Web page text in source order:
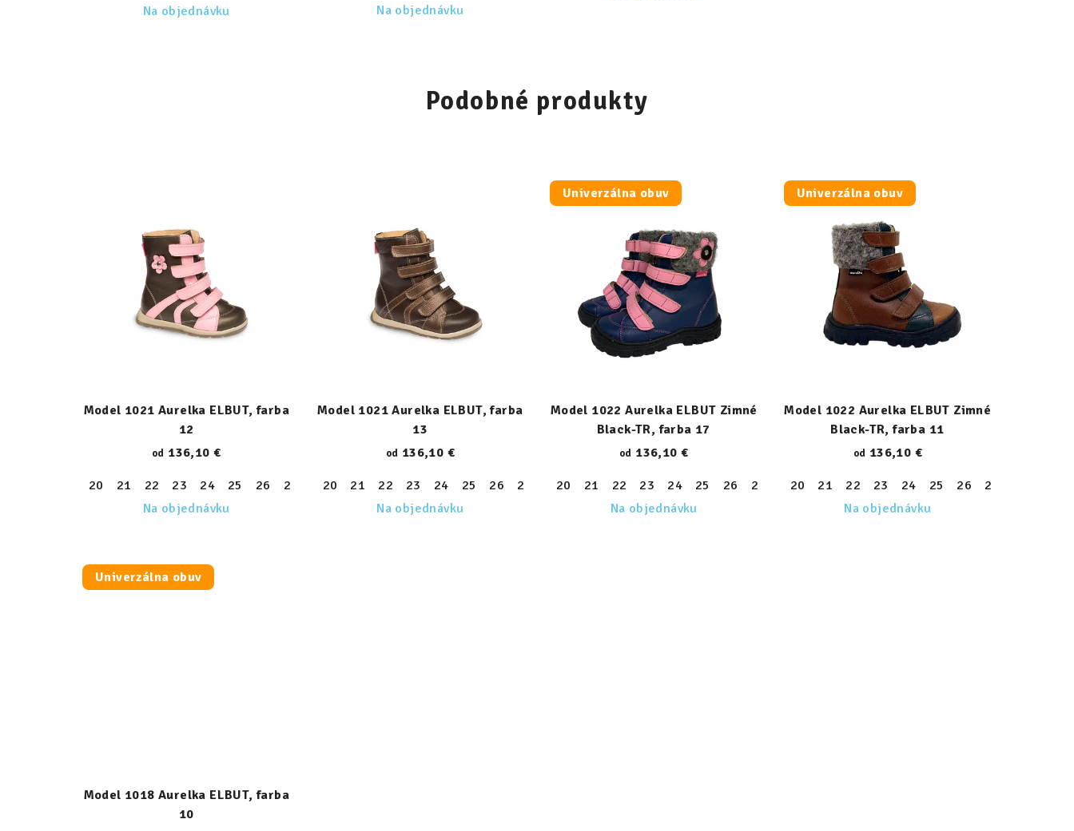
Na objednávku
Na objednávku
Podobné produkty
Model 1021 Aurelka ELBUT, farba
12
od 136,10 €
20 21 22 23 24 25 26 27 28 29 30 31 32 33 34 35 37 38
39
Na objednávku
Model 1021 Aurelka ELBUT, farba
13
od 136,10 €
20 21 22 23 24 25 26 27 28 29 30 31 32 33 34 35 37 38
39
Na objednávku
Univerzálna obuv
Model 1022 Aurelka ELBUT Zimné
Black-TR, farba 17
od 136,10 €
20 21 22 23 24 25 26 27 28 29 30 31 32 33 34 35
Na objednávku
Univerzálna obuv
Model 1022 Aurelka ELBUT Zimné
Black-TR, farba 11
od 136,10 €
20 21 22 23 24 25 26 27
Na objednávku
Univerzálna obuv
Model 1018 Aurelka ELBUT, farba
10